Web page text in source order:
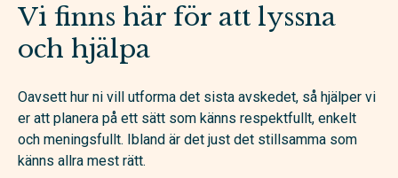
Vi finns här för att lyssna
och hjälpa
Oavsett hur ni vill utforma det sista avskedet, så hjälper vi
er att planera på ett sätt som känns respektfullt, enkelt
och meningsfullt. Ibland är det just det stillsamma som
känns allra mest rätt.